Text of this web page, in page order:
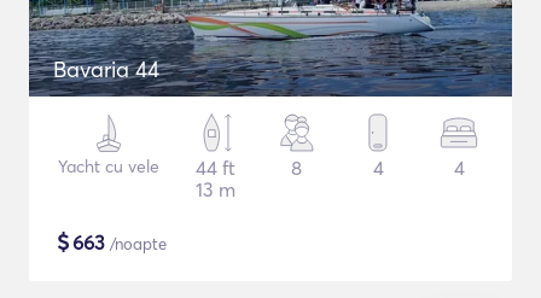
Bavaria 44
Yacht cu vele
44 ft
13 m
8 4 4
$663 /noapte